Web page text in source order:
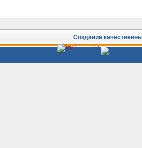
Создание
Сайты
Узбекистана